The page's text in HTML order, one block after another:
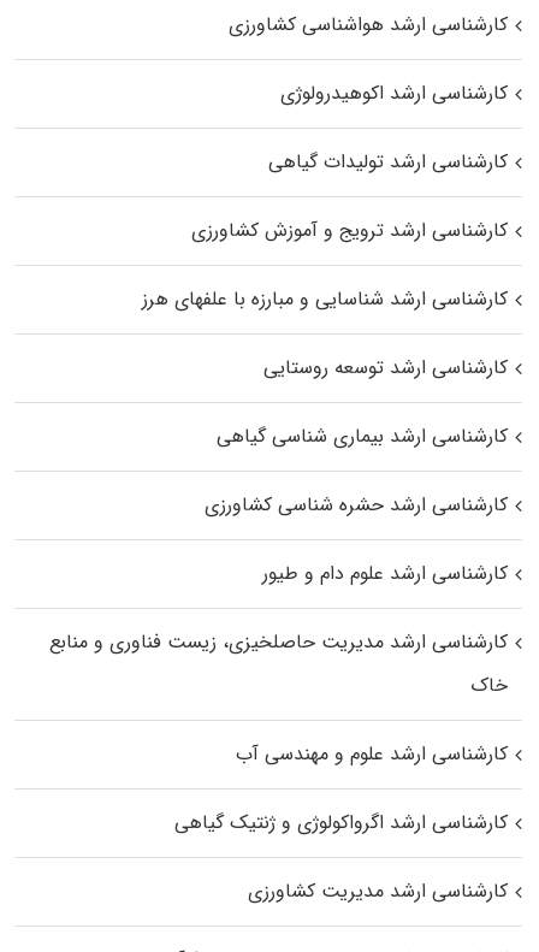
کارشناسی ارشد هواشناسی کشاورزی
کارشناسی ارشد اکوهیدرولوژی
کارشناسی ارشد تولیدات گیاهی
کارشناسی ارشد ترویج و آموزش کشاورزی
کارشناسی ارشد شناسایی و مبارزه با علفهای هرز
کارشناسی ارشد توسعه روستایی
کارشناسی ارشد بیماری‌ شناسی گیاهی
کارشناسی ارشد حشره‌ شناسی کشاورزی
کارشناسی ارشد علوم دام و طیور
کارشناسی ارشد مدیریت حاصلخیزی، زیست فناوری و منابع
خاک
کارشناسی ارشد علوم و مهندسی آب
کارشناسی ارشد اگرواکولوژی و ژنتیک گیاهی
کارشناسی ارشد مدیریت کشاورزی